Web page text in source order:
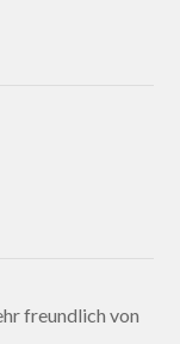
freundlich von